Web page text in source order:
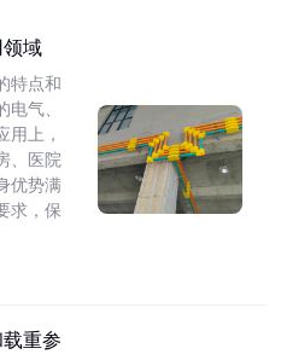
域
特点和
电气、
用上，
、医院
优势满
求，保
重参